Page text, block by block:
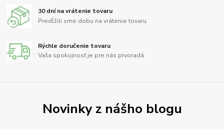
30 dní na vrátenie tovaru
Predĺžili sme dobu na vrátenie tovaru
Rýchle doručenie tovaru
Vaša spokojnosť je pre nás prvoradá
Novinky z nášho blogu